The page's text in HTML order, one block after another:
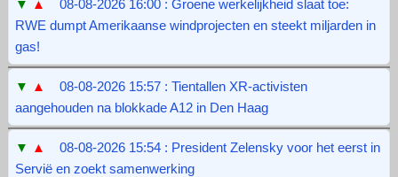
▼ ▲
08-08-2026 16:00 : Groene werkelijkheid slaat toe:
RWE dumpt Amerikaanse windprojecten en steekt miljarden in
gas!
▼ ▲
08-08-2026 15:57 : Tientallen XR-activisten
aangehouden na blokkade A12 in Den Haag
▼ ▲
08-08-2026 15:54 : President Zelensky voor het eerst in
Servië en zoekt samenwerking